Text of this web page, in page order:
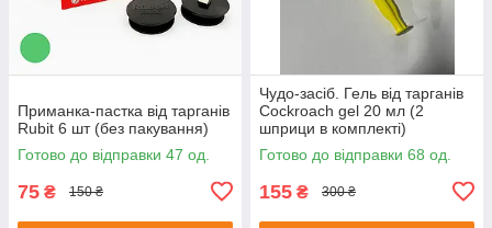
Приманка-пастка від тарганів
Rubit 6 шт (без пакування)
Готово до відправки 47 од.
75 ₴ 150 ₴
Чудо-засіб. Гель від тарганів
Cockroach gel 20 мл (2
шприци в комплекті)
Готово до відправки 68 од.
155 ₴ 300 ₴